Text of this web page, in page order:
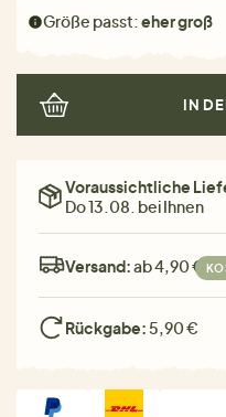
Größe passt:eher groß
IN
Voraussichtliche
Do 13.08. bei Ihnen
Versand:ab 4,90 €
Rückgabe: 5,90 €